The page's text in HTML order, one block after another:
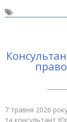
7 травня 2026
та консультант